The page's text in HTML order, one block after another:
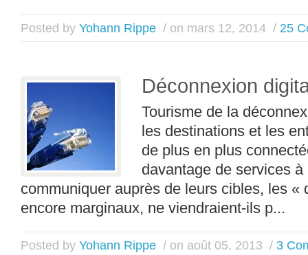
Posted by Yohann Rippe / on mars 12, 2014 / 25
Déconnexion
Tourisme de la
les destinations et les
de plus en plus
davantage de services
communiquer auprès de leurs cibles, les «
encore marginaux, ne viendraient-ils p...
Posted by Yohann Rippe / on août 05, 2013 / 3